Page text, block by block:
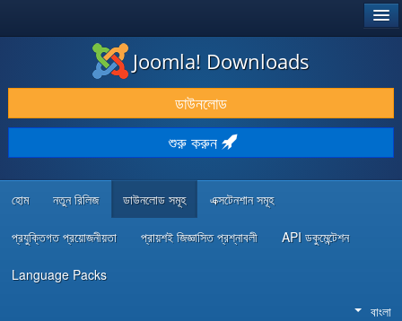
ডাউনলোড & প্রসারিত করুন
আবিষ্কার & শিখুন
কমিউনিটি & সহায়তা
Joomla! Downloads
ডাউনলোড
শুরু করুন
হোম নতুন রিলিজ ডাউনলোড সমূহ এক্সটেনশান সমূহ
প্রযুক্তিগত প্রয়োজনীয়তা প্রায়শই জিজ্ঞাসিত প্রশ্নাবলী API ডকুমেন্টেশন
Language Packs
বাংলা